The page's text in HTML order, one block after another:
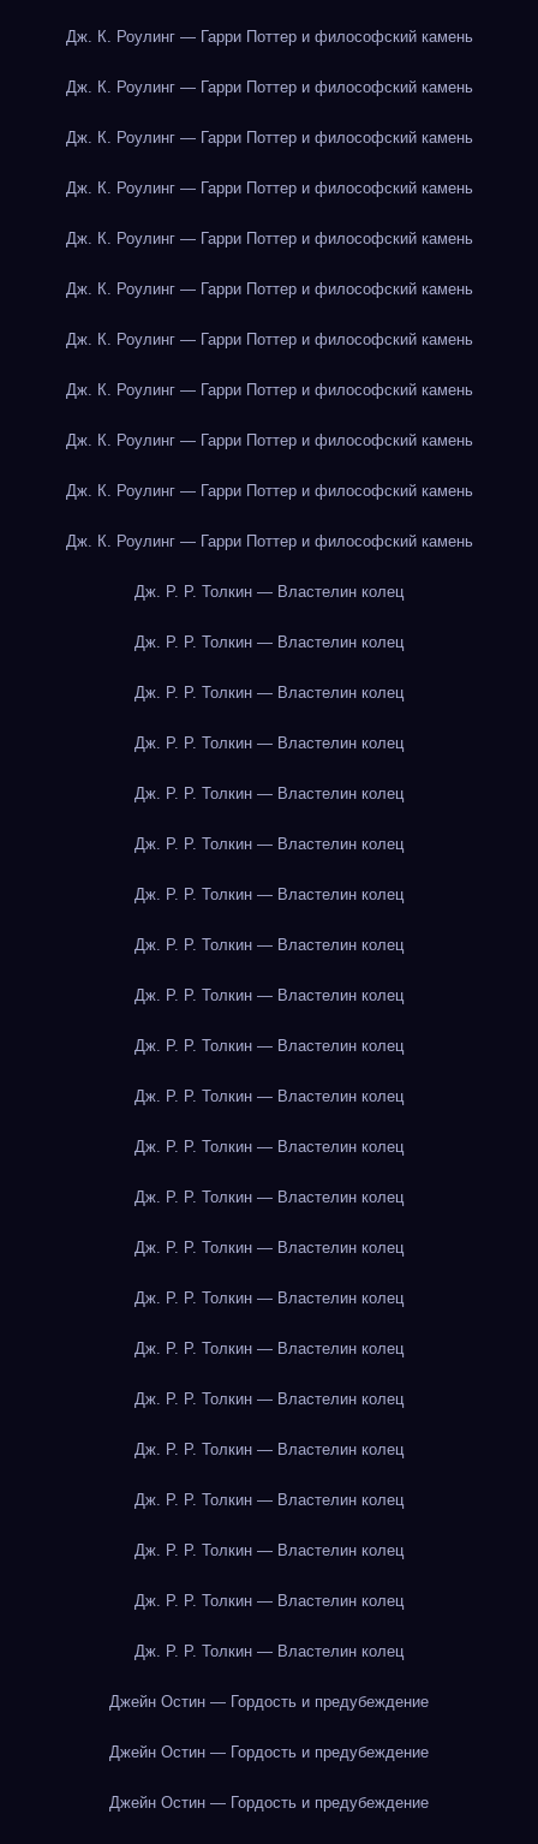
Дж. К. Роулинг — Гарри Поттер и философский камень
Дж. К. Роулинг — Гарри Поттер и философский камень
Дж. К. Роулинг — Гарри Поттер и философский камень
Дж. К. Роулинг — Гарри Поттер и философский камень
Дж. К. Роулинг — Гарри Поттер и философский камень
Дж. К. Роулинг — Гарри Поттер и философский камень
Дж. К. Роулинг — Гарри Поттер и философский камень
Дж. К. Роулинг — Гарри Поттер и философский камень
Дж. К. Роулинг — Гарри Поттер и философский камень
Дж. К. Роулинг — Гарри Поттер и философский камень
Дж. К. Роулинг — Гарри Поттер и философский камень
Дж. Р. Р. Толкин — Властелин колец
Дж. Р. Р. Толкин — Властелин колец
Дж. Р. Р. Толкин — Властелин колец
Дж. Р. Р. Толкин — Властелин колец
Дж. Р. Р. Толкин — Властелин колец
Дж. Р. Р. Толкин — Властелин колец
Дж. Р. Р. Толкин — Властелин колец
Дж. Р. Р. Толкин — Властелин колец
Дж. Р. Р. Толкин — Властелин колец
Дж. Р. Р. Толкин — Властелин колец
Дж. Р. Р. Толкин — Властелин колец
Дж. Р. Р. Толкин — Властелин колец
Дж. Р. Р. Толкин — Властелин колец
Дж. Р. Р. Толкин — Властелин колец
Дж. Р. Р. Толкин — Властелин колец
Дж. Р. Р. Толкин — Властелин колец
Дж. Р. Р. Толкин — Властелин колец
Дж. Р. Р. Толкин — Властелин колец
Дж. Р. Р. Толкин — Властелин колец
Дж. Р. Р. Толкин — Властелин колец
Дж. Р. Р. Толкин — Властелин колец
Дж. Р. Р. Толкин — Властелин колец
Джейн Остин — Гордость и предубеждение
Джейн Остин — Гордость и предубеждение
Джейн Остин — Гордость и предубеждение